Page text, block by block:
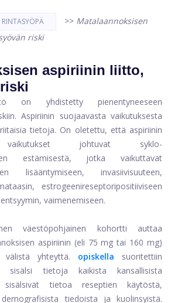
RINTASYÖPÄ >> Matalaannoksisen
riski
aspiriinin liitto,
on yhdistetty pienentyneeseen
Aspiriinin suojaavasta vaikutuksesta
​​tietoja. On oletettu, että aspiriinin
vaikutukset johtuvat syklo-
estämisestä, jotka vaikuttavat
lisääntymiseen, invasiivisuuteen,
estrogeenireseptoripositiiviseen
vaimenemiseen.
väestöpohjainen kohortti auttaa
aspiriinin (eli 75 mg tai 160 mg)
välistä yhteyttä. opiskella
suoritettiin
sisälsi tietoja kaikista kansallisista
tietoa reseptien käytöstä,
demografisista tiedoista ja kuolinsyistä.